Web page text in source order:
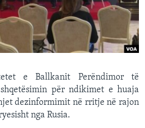
e Ballkanit Perëndimor të
për ndikimet e huaja
dezinformimit në rritje në rajon
nga Rusia.